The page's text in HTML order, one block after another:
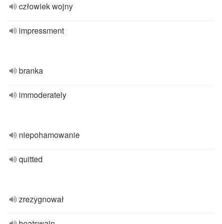
człowiek wojny
impressment
branka
immoderately
niepohamowanie
quitted
zrezygnował